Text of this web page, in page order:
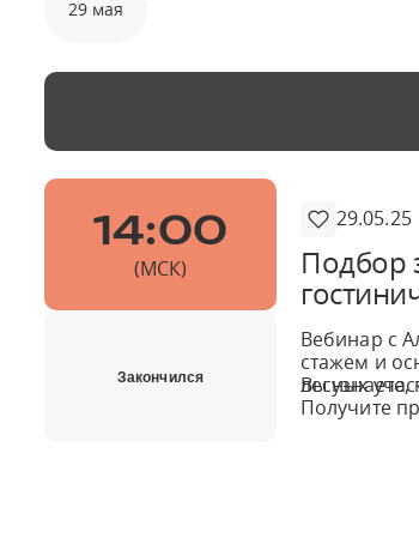
29 мая
14:00
(МСК)
Закончился
29.05.25
Подбор
Вебинар с
стажем и
лесных
Вы узнаете,
Получите